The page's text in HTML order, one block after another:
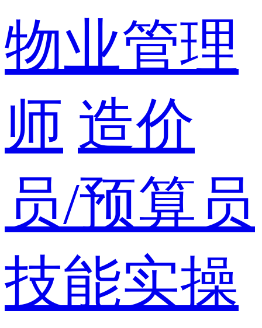
物业管理
师 造价
员/预算员
技能实操